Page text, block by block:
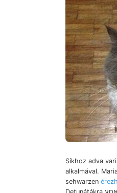
Síkhoz adva
alkalmával.
sehwarzen